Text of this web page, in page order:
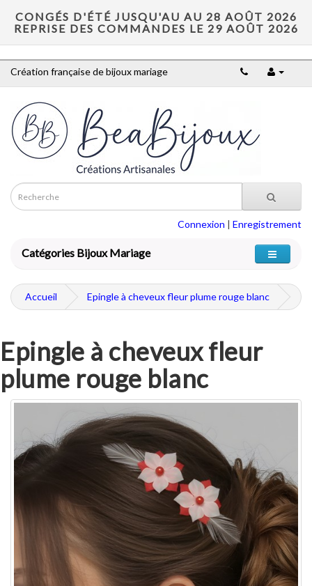
CONGÉS D'ÉTÉ JUSQU'AU AU 28 AOÛT 2026
REPRISE DES COMMANDES LE 29 AOÛT 2026
Création française de bijoux mariage
Connexion | Enregistrement
Catégories Bijoux Mariage
Accueil Epingle à cheveux fleur plume rouge blanc
Epingle à cheveux fleur
plume rouge blanc